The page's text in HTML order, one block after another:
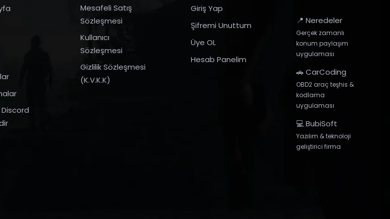
Discord
Mesafeli Satış
Sözleşmesi
Kullanıcı
Sözleşmesi
Gizlilik Sözleşmesi
(K.V.K.K)
Giriş Yap
Şifremi Unuttum
Üye OL
Hesab Panelim
📍 Neredeler
Gerçek zamanlı
konum paylaşım
uygulaması
🚗 CarCoding
OBD2 araç teşhis &
kodlama
uygulaması
💻 BubiSoft
Yazılım & teknoloji
geliştirici firma